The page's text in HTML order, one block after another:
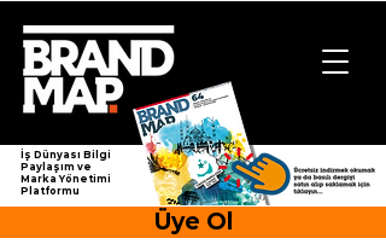
İş Dünyası Bilgi
Paylaşım ve
Marka Yönetimi
Platformu
Üye Ol